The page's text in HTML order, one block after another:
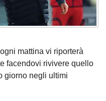
mattina vi riporterà
facendovi rivivere quello
giorno negli ultimi